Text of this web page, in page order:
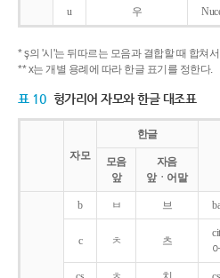
u 우
* ş의 '시'는 뒤따르는 모음과 결합할 때 합쳐
** x는 개별 용례에 따라 한글 표기를 정한다.
표 10 헝가리어 자모와 한글 대조표
자모
한글
모음
앞
자음
앞ㆍ어말
b ㅂ 브
c ㅊ 츠